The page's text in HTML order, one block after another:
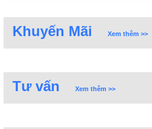
Khuyến Mãi Xem thêm >>
Tư vấn Xem thêm >>